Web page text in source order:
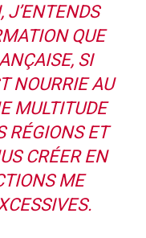
J’ENTENDS
QUE
SI
NOURRIE AU
MULTITUDE
RÉGIONS ET
CRÉER EN
ME